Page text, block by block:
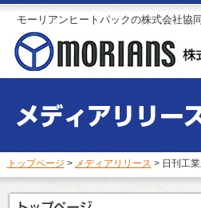
モーリアンヒートパックの株式会社協
トップページ > メディアリリース > 日刊工